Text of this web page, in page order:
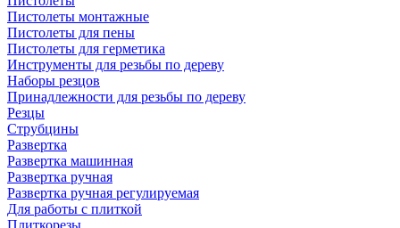
Пистолеты монтажные
Пистолеты для пены
Пистолеты для герметика
Инструменты для резьбы по дереву
Наборы резцов
Принадлежности для резьбы по дереву
Резцы
Струбцины
Развертка
Развертка машинная
Развертка ручная
Развертка ручная регулируемая
Для работы с плиткой
Плиткорезы